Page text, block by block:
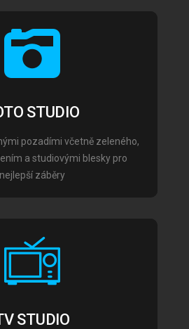
STUDIO
pozadími včetně zeleného,
a studiovými blesky pro
nejlepší záběry
STUDIO